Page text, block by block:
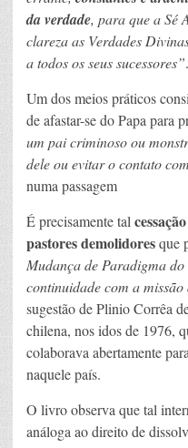
da verdade, para que a Sé
clareza as Verdades
a todos os seus sucessores”.
Um dos meios práticos
de afastar-se do Papa para
um pai criminoso ou
dele ou evitar o contato
numa passagem
É precisamente tal
pastores demolidoresque
Mudança de Paradigma
continuidade com a
sugestão de Plinio Corrêa
chilena, nos idos de 1976,
colaborava abertamente
naquele país.
O livro observa que tal
análoga ao direito de